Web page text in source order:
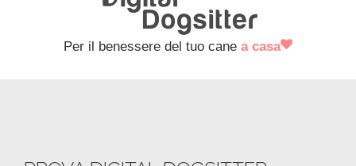
Per il benessere del tuo cane a casa